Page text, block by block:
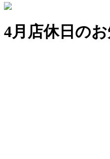
4月店休日の